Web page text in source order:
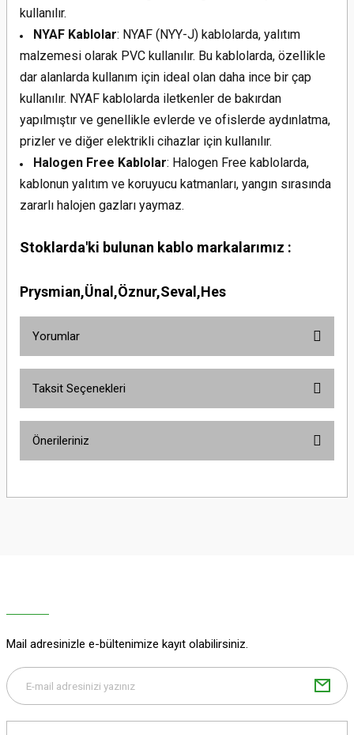
kullanılır.
NYAF Kablolar: NYAF (NYY-J) kablolarda, yalıtım
malzemesi olarak PVC kullanılır. Bu kablolarda, özellikle
dar alanlarda kullanım için ideal olan daha ince bir çap
kullanılır. NYAF kablolarda iletkenler de bakırdan
yapılmıştır ve genellikle evlerde ve ofislerde aydınlatma,
prizler ve diğer elektrikli cihazlar için kullanılır.
Halogen Free Kablolar: Halogen Free kablolarda,
kablonun yalıtım ve koruyucu katmanları, yangın sırasında
zararlı halojen gazları yaymaz.
Stoklarda'ki bulunan kablo markalarımız :
Prysmian,Ünal,Öznur,Seval,Hes
Yorumlar
Taksit Seçenekleri
Önerileriniz
yetersiz gördüğünüz noktaları öneri formunu kullanarak tarafımıza
Bu ürüne benzer farklı alternatifler olmalı.
Mail adresinizle e-bültenimize kayıt olabilirsiniz.